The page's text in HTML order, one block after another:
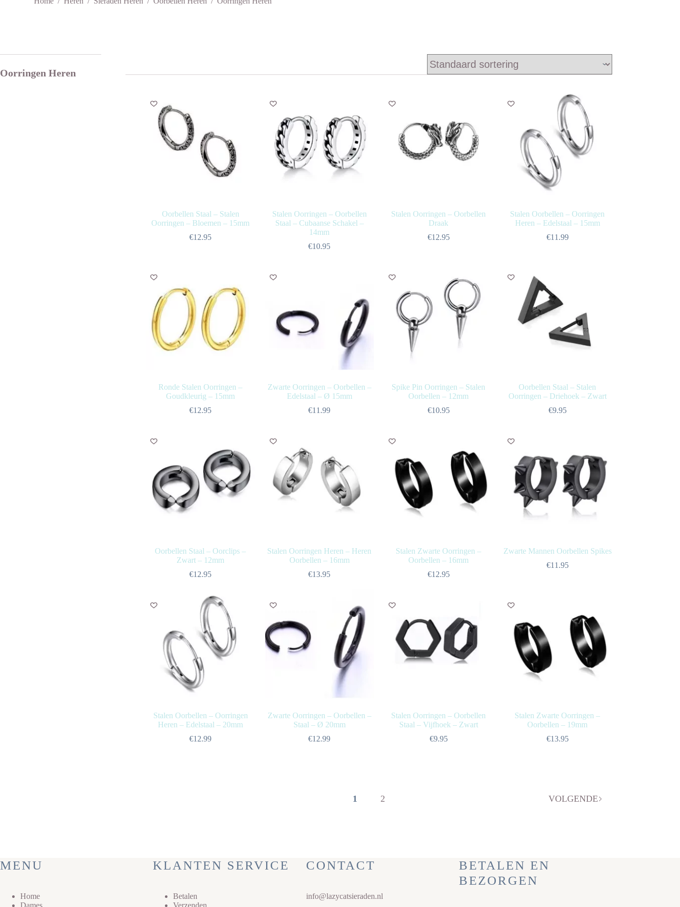
Oorbellen Staal – Stalen
Oorringen – Bloemen – 15mm
€12.95
Stalen Oorringen – Oorbellen
Staal – Cubaanse Schakel –
14mm
€10.95
Stalen Oorringen – Oorbellen
Draak
€12.95
Stalen Oorbellen – Oorringen
Heren – Edelstaal – 15mm
€11.99
Ronde Stalen Oorringen –
Goudkleurig – 15mm
€12.95
Zwarte Oorringen – Oorbellen –
Edelstaal – Ø 15mm
€11.99
Spike Pin Oorringen – Stalen
Oorbellen – 12mm
€10.95
Oorbellen Staal – Stalen
Oorringen – Driehoek – Zwart
€9.95
Oorbellen Staal – Oorclips –
Zwart – 12mm
€12.95
Stalen Oorringen Heren – Heren
Oorbellen – 16mm
€13.95
Stalen Zwarte Oorringen –
Oorbellen – 16mm
€12.95
Zwarte Mannen Oorbellen Spikes
€11.95
Stalen Oorbellen – Oorringen
Heren – Edelstaal – 20mm
€12.99
Zwarte Oorringen – Oorbellen –
Staal – Ø 20mm
€12.99
Stalen Oorringen – Oorbellen
Staal – Vijfhoek – Zwart
€9.95
Stalen Zwarte Oorringen –
Oorbellen – 19mm
€13.95
1 2 VOLGENDE
Oorringen Heren
MENU
Home
Dames
KLANTEN SERVICE
Betalen
Verzenden
CONTACT
info@lazycatsieraden.nl
BETALEN EN
BEZORGEN